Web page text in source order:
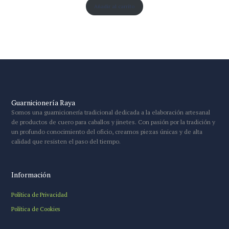
Añadir al carrito
Guarnicionería Raya
Somos una guarnicionería tradicional dedicada a la elaboración artesanal
de productos de cuero para caballos y jinetes. Con pasión por la tradición y
un profundo conocimiento del oficio, creamos piezas únicas y de alta
calidad que resisten el paso del tiempo.
Información
Política de Privacidad
Política de Cookies